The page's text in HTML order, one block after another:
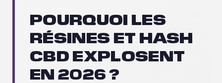
POURQUOI LES
RÉSINES ET HASH
CBD EXPLOSENT
EN 2026 ?